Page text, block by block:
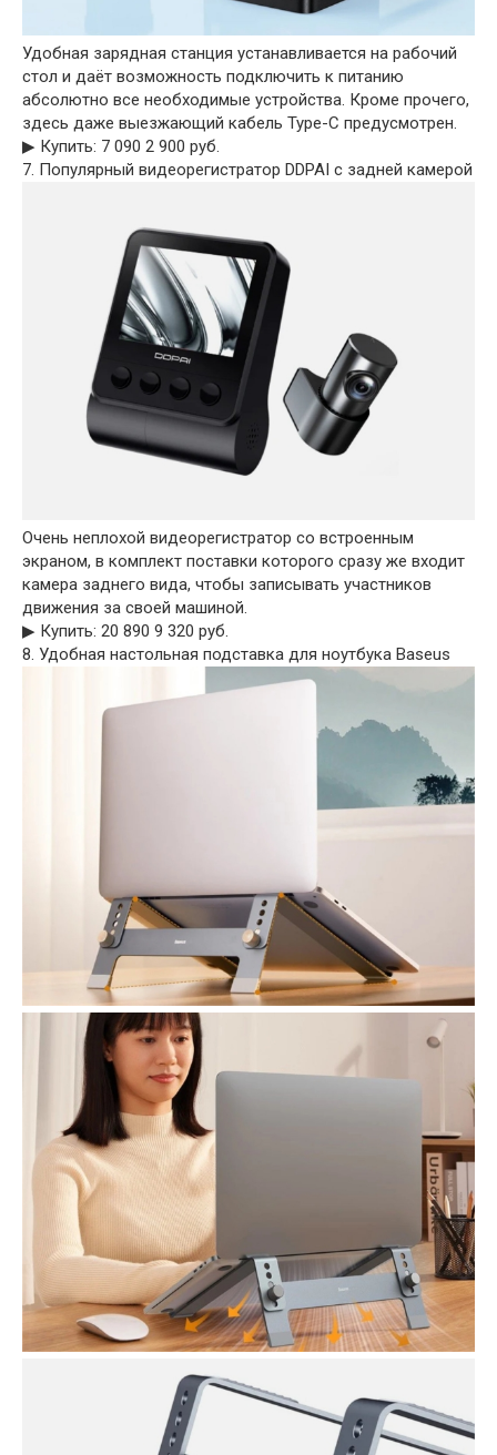
Удобная зарядная станция устанавливается на рабочий
стол и даёт возможность подключить к питанию
абсолютно все необходимые устройства. Кроме прочего,
здесь даже выезжающий кабель Type-C предусмотрен.
▶︎ Купить: 7 090 2 900 руб.
7. Популярный видеорегистратор DDPAI с задней камерой
Очень неплохой видеорегистратор со встроенным
экраном, в комплект поставки которого сразу же входит
камера заднего вида, чтобы записывать участников
движения за своей машиной.
▶︎ Купить: 20 890 9 320 руб.
8. Удобная настольная подставка для ноутбука Baseus